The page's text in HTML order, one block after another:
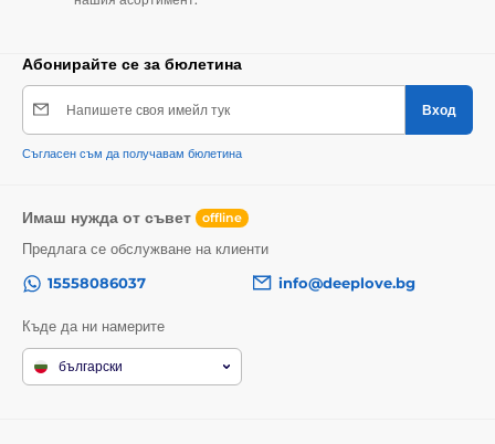
Продуктът е класифициран в категории
Еджплей Бондаж
БДСМ BDSM аксесоари
Абонирайте се за бюлетина
Напишете своя имейл тук Вход
Съгласен съм да получавам бюлетина
Имаш нужда от съвет offline
Предлага се обслужване на клиенти
15558086037
info@deeplove.bg
Къде да ни намерите
български